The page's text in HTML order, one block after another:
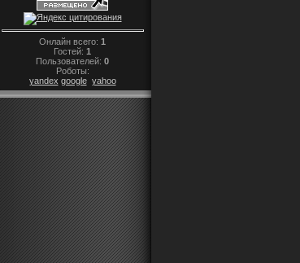
Онлайн всего: 1
Гостей: 1
Пользователей: 0
Роботы:
yandex google yahoo